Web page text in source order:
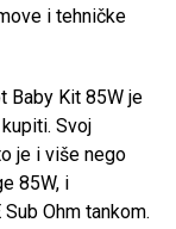
i tehničke
Baby Kit 85W je
Svoj
je i više nego
85W, i
Ohm tankom.